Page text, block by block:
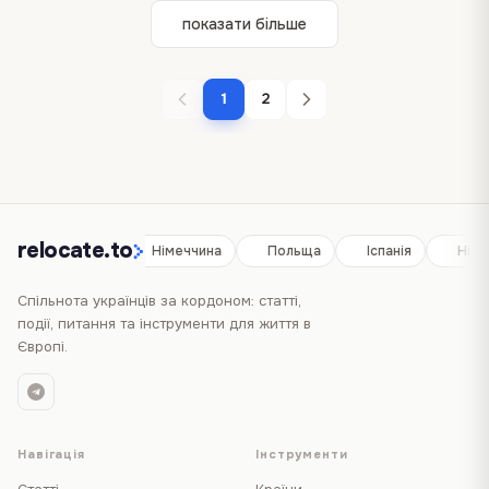
показати більше
1 2
relocate.to
Іспанія Німеччина Польща Іспанія
Спільнота українців за кордоном: статті,
події, питання та інструменти для життя в
Європі.
Навігація Інструменти